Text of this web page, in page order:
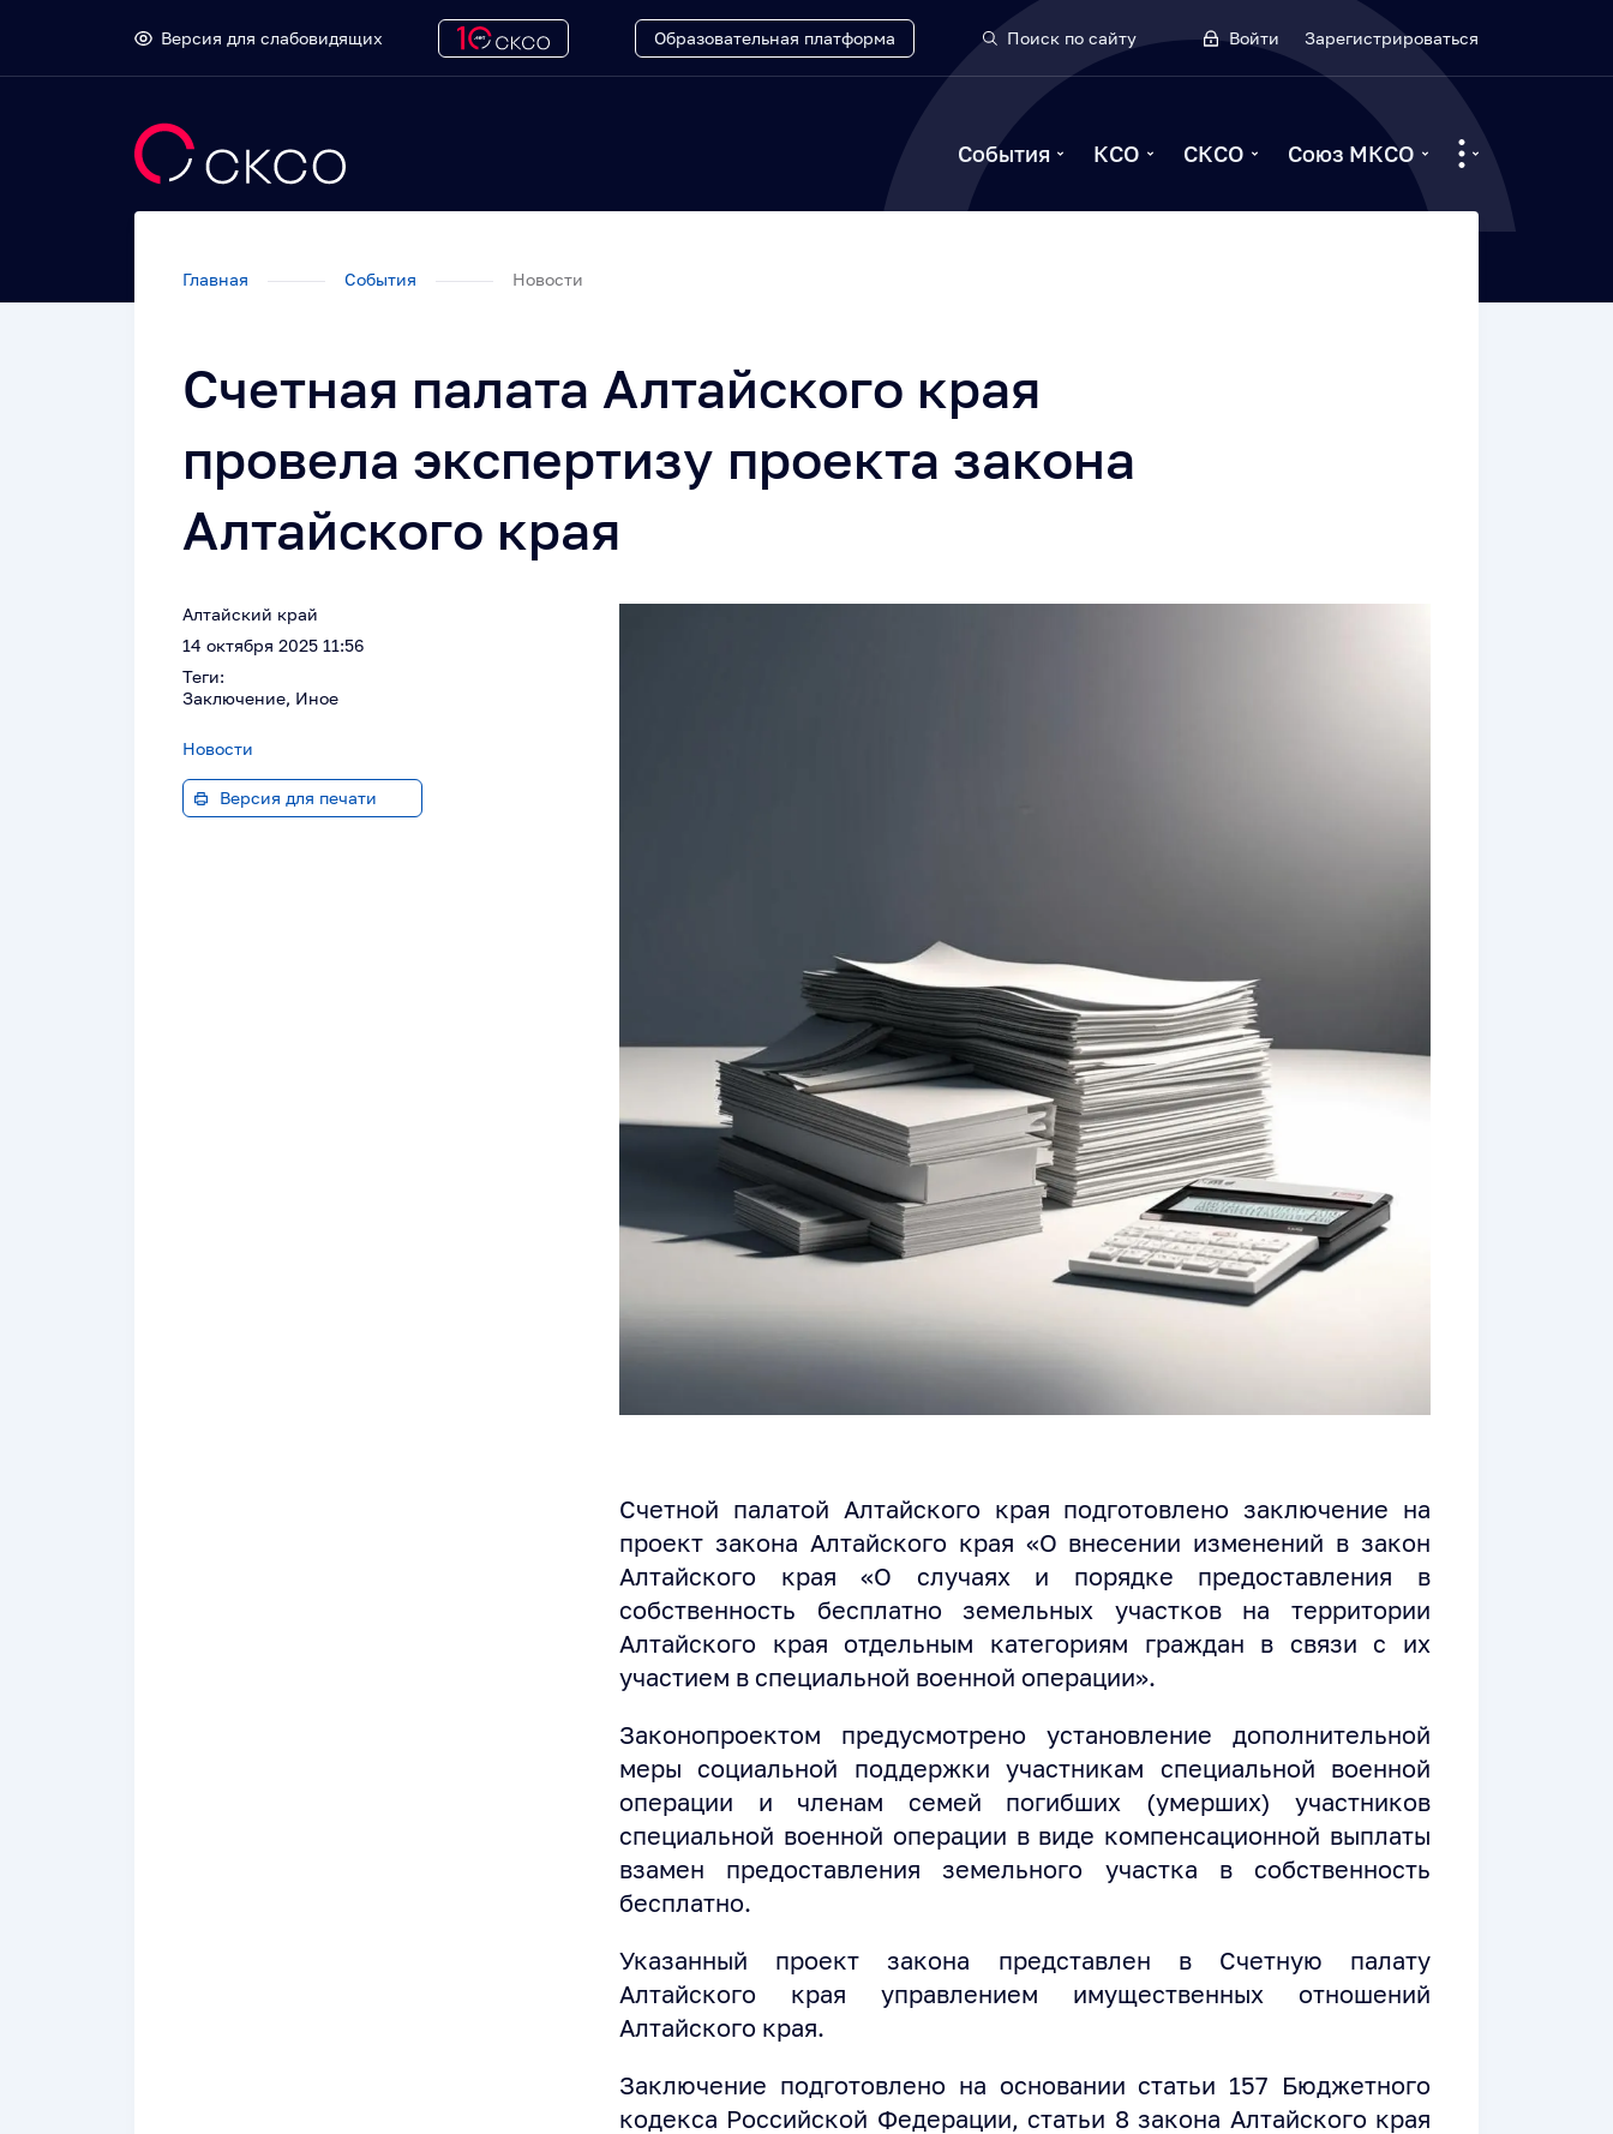
Версия для слабовидящих Образовательная платформа Поиск по сайту Войти Зарегистрироваться
События КСО СКСО Союз МКСО
Главная События Новости
Счетная палата Алтайского края
провела экспертизу проекта закона
Алтайского края
Алтайский край
14 октября 2025 11:56
Теги:
Заключение, Иное
Новости
Версия для печати
Счетной палатой Алтайского края подготовлено заключение на
проект закона Алтайского края «О внесении изменений в закон
Алтайского края «О случаях и порядке предоставления в
собственность бесплатно земельных участков на территории
Алтайского края отдельным категориям граждан в связи с их
участием в специальной военной операции».
Законопроектом предусмотрено установление дополнительной
меры социальной поддержки участникам специальной военной
операции и членам семей погибших (умерших) участников
специальной военной операции в виде компенсационной выплаты
взамен предоставления земельного участка в собственность
бесплатно.
Указанный проект закона представлен в Счетную палату
Алтайского края управлением имущественных отношений
Алтайского края.
Заключение подготовлено на основании статьи 157 Бюджетного
кодекса Российской Федерации, статьи 8 закона Алтайского края